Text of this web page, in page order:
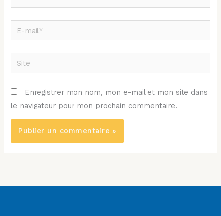
E-
mail*
Site
Enregistrer mon nom, mon e-mail et mon site dans
le navigateur pour mon prochain commentaire.